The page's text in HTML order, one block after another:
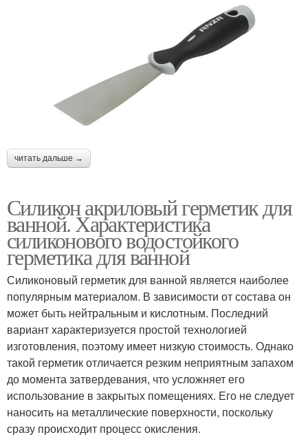
читать дальше →
Силикон акриловый герметик для
ванной. Характеристика
силиконового водостойкого
герметика для ванной
Силиконовый герметик для ванной является наиболее
популярным материалом. В зависимости от состава он
может быть нейтральным и кислотным. Последний
вариант характеризуется простой технологией
изготовления, поэтому имеет низкую стоимость. Однако
такой герметик отличается резким неприятным запахом
до момента затвердевания, что усложняет его
использование в закрытых помещениях. Его не следует
наносить на металлические поверхности, поскольку
сразу происходит процесс окисления.